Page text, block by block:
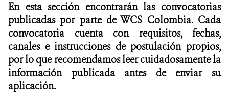
ALIADOS Y ALIANZAS
COBERTURA EN MEDIOS DE COMUNICACIÓN
INFORME ANUAL WCS
MECANISMO DE ATENCIÓN DE QUEJAS Y RECLAMOS
En esta sección encontrarán las convocatorias
publicadas por parte de WCS Colombia. Cada
convocatoria cuenta con requisitos, fechas,
canales e instrucciones de postulación propios,
por lo que recomendamos leer cuidadosamente la
información publicada antes de enviar su
aplicación.